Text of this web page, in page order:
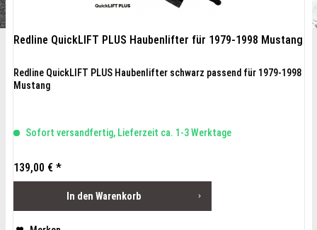
Redline QuickLIFT PLUS Haubenlifter für 1979-1998 Mustang
Redline QuickLIFT PLUS Haubenlifter schwarz passend für 1979-1998
Mustang
Sofort versandfertig, Lieferzeit ca. 1-3 Werktage
139,00 € *
In den Warenkorb